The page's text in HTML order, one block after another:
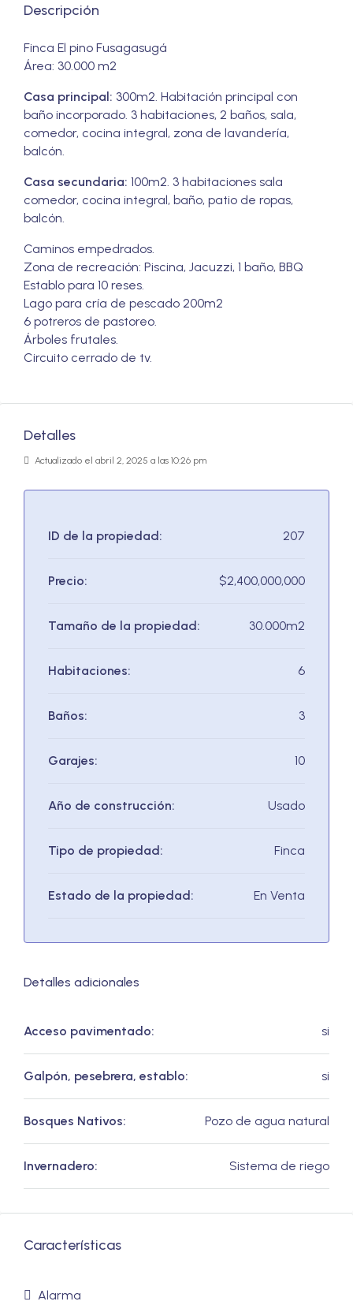
Descripción
Finca El pino Fusagasugá
Área: 30.000 m2
Casa principal: 300m2. Habitación principal con
baño incorporado. 3 habitaciones, 2 baños, sala,
comedor, cocina integral, zona de lavandería,
balcón.
Casa secundaria: 100m2. 3 habitaciones sala
comedor, cocina integral, baño, patio de ropas,
balcón.
Caminos empedrados.
Zona de recreación: Piscina, Jacuzzi, 1 baño, BBQ
Establo para 10 reses.
Lago para cría de pescado 200m2
6 potreros de pastoreo.
Árboles frutales.
Circuito cerrado de tv.
Detalles
Actualizado el abril 2, 2025 a las 10:26 pm
ID de la propiedad: 207
Precio: $2,400,000,000
Tamaño de la propiedad: 30.000m2
Habitaciones: 6
Baños: 3
Garajes: 10
Año de construcción: Usado
Tipo de propiedad: Finca
Estado de la propiedad: En Venta
Detalles adicionales
Acceso pavimentado: si
Galpón, pesebrera, establo: si
Bosques Nativos: Pozo de agua natural
Invernadero: Sistema de riego
Características
Alarma